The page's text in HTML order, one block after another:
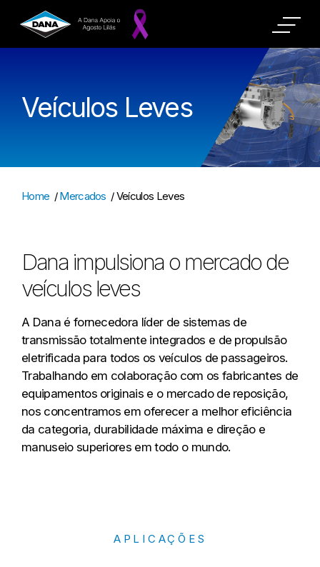
Veículos Leves
Home /Mercados /Veículos Leves
Dana impulsiona o mercado de
veículos leves
A Dana é fornecedora líder de sistemas de
transmissão totalmente integrados e de propulsão
eletrificada para todos os veículos de passageiros.
Trabalhando em colaboração com os fabricantes de
equipamentos originais e o mercado de reposição,
nos concentramos em oferecer a melhor eficiência
da categoria, durabilidade máxima e direção e
manuseio superiores em todo o mundo.
APLICAÇÕES